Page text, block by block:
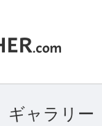
ギャラリー